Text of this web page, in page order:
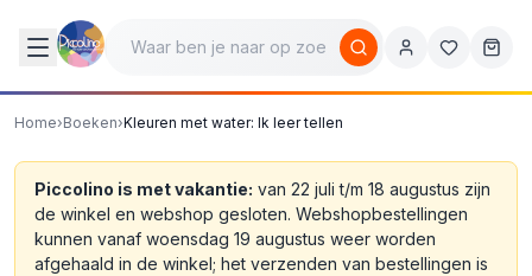
Home›Boeken›Kleuren met water: Ik leer tellen
Piccolino is met vakantie: van 22 juli t/m 18 augustus zijn
de winkel en webshop gesloten. Webshopbestellingen
kunnen vanaf woensdag 19 augustus weer worden
afgehaald in de winkel; het verzenden van bestellingen is